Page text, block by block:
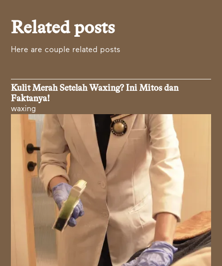
Related posts
Here are couple related posts
Kulit Merah Setelah Waxing? Ini Mitos dan
Faktanya!
waxing